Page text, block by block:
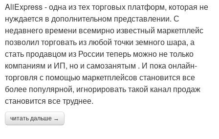
AliExpress - одна из тех торговых платформ, которая не
нуждается в дополнительном представлении. С
недавнего времени всемирно известный маркетплейс
позволил торговать из любой точки земного шара, а
стать продавцом из России теперь можно не только
компаниям и ИП, но и самозанятым . И пока онлайн-
торговля с помощью маркетплейсов становится все
более популярной, игнорировать такой канал продаж
становится все труднее.
читать дальше →